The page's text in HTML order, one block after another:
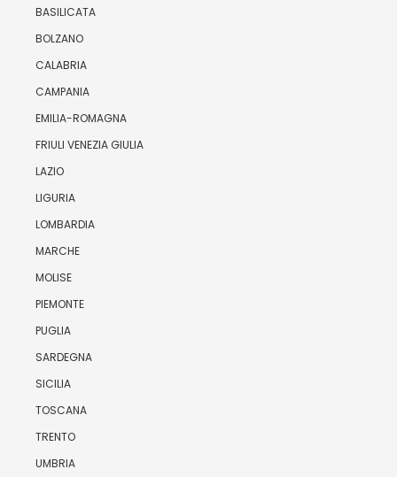
BASILICATA
BOLZANO
CALABRIA
CAMPANIA
EMILIA-ROMAGNA
FRIULI VENEZIA GIULIA
LAZIO
LIGURIA
LOMBARDIA
MARCHE
MOLISE
PIEMONTE
PUGLIA
SARDEGNA
SICILIA
TOSCANA
TRENTO
UMBRIA